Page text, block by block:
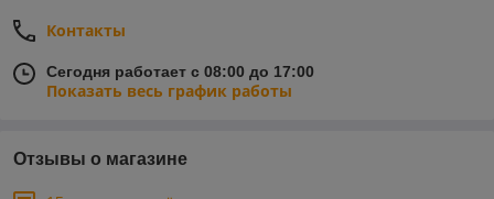
Контакты
Сегодня работает с 08:00 до 17:00
Показать весь график работы
Отзывы о магазине